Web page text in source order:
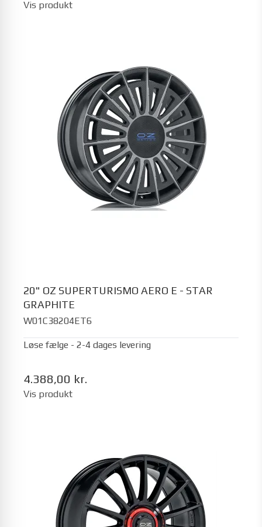
Vis produkt
20" OZ SUPERTURISMO AERO E - STAR
GRAPHITE
W01C38204ET6
Løse fælge - 2-4 dages levering
4.388,00 kr.
Vis produkt